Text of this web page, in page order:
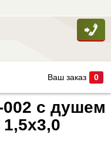
Ваш заказ 0
002 с душем